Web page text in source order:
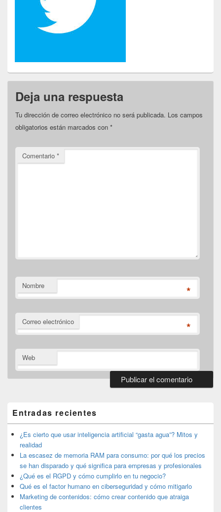
Deja una respuesta
Tu dirección de correo electrónico no será publicada. Los campos
obligatorios están marcados con *
Comentario *
Nombre *
Correo electrónico *
Web
widget
barra
lateral
primaria
Entradas recientes
¿Es cierto que usar inteligencia artificial “gasta agua”? Mitos y
realidad
La escasez de memoria RAM para consumo: por qué los precios
se han disparado y qué significa para empresas y profesionales
¿Qué es el RGPD y cómo cumplirlo en tu negocio?
Qué es el factor humano en ciberseguridad y cómo mitigarlo
Marketing de contenidos: cómo crear contenido que atraiga
clientes